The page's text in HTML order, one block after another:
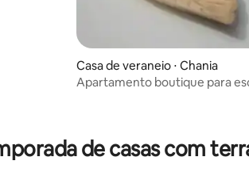
Casa de veraneio ⋅ Chania
Apartamento boutique para
de casas com